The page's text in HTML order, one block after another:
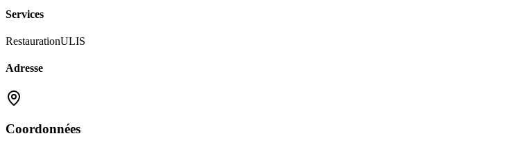
Services
RestaurationULIS
Adresse
Coordonnées